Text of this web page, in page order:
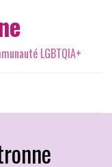
LGBTQIA+